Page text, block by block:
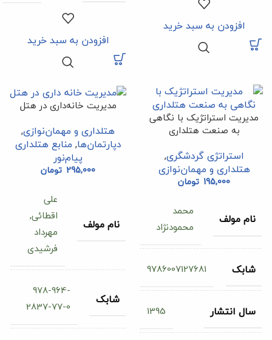
افزودن به سبد خرید
افزودن به سبد خرید
مدیریت استراتژیک با نگاهی
به صنعت هتلداری
استراتژی گردشگری,
هتلداری و مهمان‌نوازی
195,000 تومان
نام مولف
محمد
محمودنژاد
شابک 9786007127681
سال انتشار 1395
مدیریت خانه‌داری در هتل
هتلداری و مهمان‌نوازی,
دپارتمان‌ها, منابع هتلداری
پیام‌نور
295,000 تومان
نام مولف
علی
اقطائی,
مهرداد
فرشیدی
شابک
978-964-
2837-77-0